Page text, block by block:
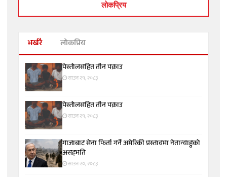
लाेकप्रिय
भर्खरै लोकप्रिय
पेस्तोलसहित तीन पक्राउ
साउन २१, २०८३
पेस्तोलसहित तीन पक्राउ
साउन २१, २०८३
गाजाबाट सेना फिर्ता गर्ने अमेरिकी प्रस्तावमा नेतान्याहुको
असहमति
साउन २०, २०८३